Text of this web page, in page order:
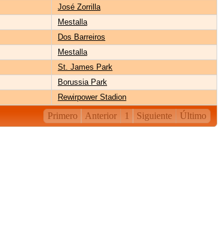
José Zorrilla
Mestalla
Dos Barreiros
Mestalla
St. James Park
Borussia Park
Rewirpower Stadion
Primero Anterior 1 Siguiente Último